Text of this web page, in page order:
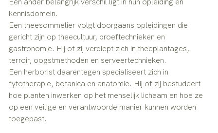
kennisdomein.
Een theesommelier volgt doorgaans opleidingen die
gericht zijn op theecultuur, proeftechnieken en
gastronomie. Hij of zij verdiept zich in theeplantages,
terroir, oogstmethoden en serveertechnieken.
Een herborist daarentegen specialiseert zich in
fytotherapie, botanica en anatomie. Hij of zij bestudeert
hoe planten inwerken op het menselijk lichaam en hoe ze
op een veilige en verantwoorde manier kunnen worden
toegepast.